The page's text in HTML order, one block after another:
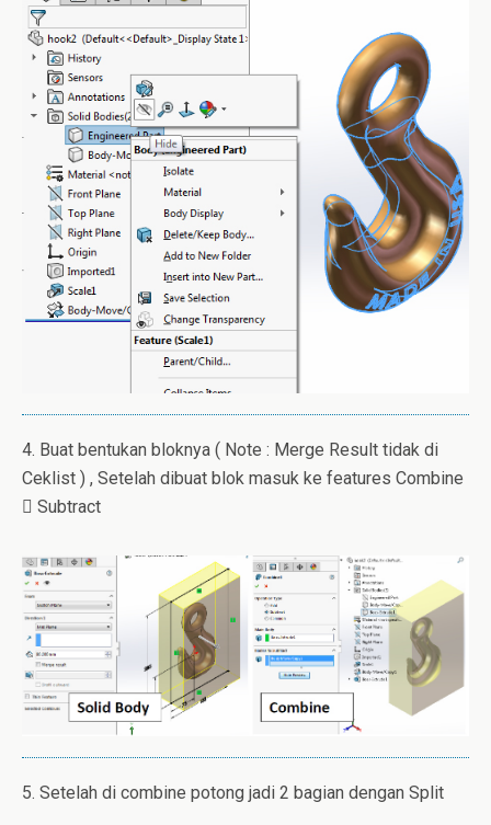
4. Buat bentukan bloknya ( Note : Merge Result tidak di
Ceklist ) , Setelah dibuat blok masuk ke features Combine
 Subtract
5. Setelah di combine potong jadi 2 bagian dengan Split